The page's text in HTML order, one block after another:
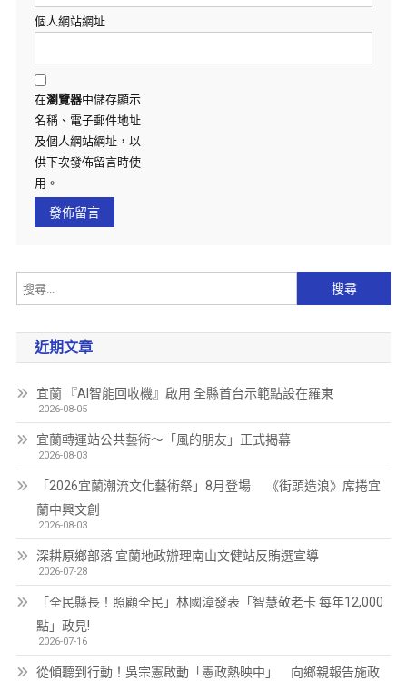
個人網站網址
在瀏覽器中儲存顯示
名稱、電子郵件地址
及個人網站網址，以
供下次發佈留言時使
用。
近期文章
宜蘭 『AI智能回收機』啟用 全縣首台示範點設在羅東
2026-08-05
宜蘭轉運站公共藝術～「風的朋友」正式揭幕
2026-08-03
「2026宜蘭潮流文化藝術祭」8月登場 《街頭造浪》席捲宜
蘭中興文創
2026-08-03
深耕原鄉部落 宜蘭地政辦理南山文健站反賄選宣導
2026-07-28
「全民縣長！照顧全民」林國漳發表「智慧敬老卡 每年12,000
點」政見!
2026-07-16
從傾聽到行動！吳宗憲啟動「憲政熱映中」 向鄉親報告施政